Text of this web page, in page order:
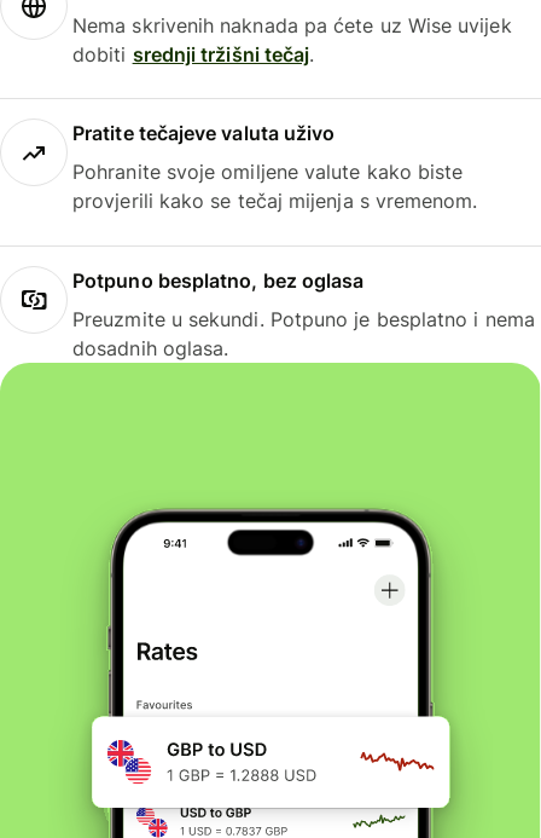
Nema skrivenih naknada pa ćete uz Wise uvijek
dobiti srednji tržišni tečaj.
Pratite tečajeve valuta uživo
Pohranite svoje omiljene valute kako biste
provjerili kako se tečaj mijenja s vremenom.
Potpuno besplatno, bez oglasa
Preuzmite u sekundi. Potpuno je besplatno i nema
dosadnih oglasa.